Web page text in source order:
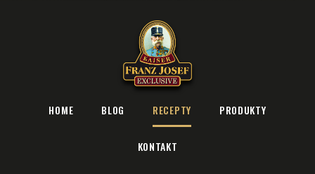
HOME BLOG RECEPTY PRODUKTY
KONTAKT